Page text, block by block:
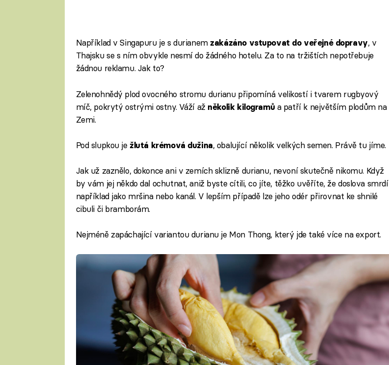
Například v Singapuru je s durianem zakázáno vstupovat do veřejné dopravy, v
Thajsku se s ním obvykle nesmí do žádného hotelu. Za to na tržištích nepotřebuje
žádnou reklamu. Jak to?
Zelenohnědý plod ovocného stromu durianu připomíná velikostí i tvarem rugbyový
míč, pokrytý ostrými ostny. Váží až několik kilogramů a patří k největším plodům na
Zemi.
Pod slupkou je žlutá krémová dužina, obalující několik velkých semen. Právě tu jíme.
Jak už zaznělo, dokonce ani v zemích sklizně durianu, nevoní skutečně nikomu. Když
by vám jej někdo dal ochutnat, aniž byste cítili, co jíte, těžko uvěříte, že doslova smrdí
například jako mršina nebo kanál. V lepším případě lze jeho odér přirovnat ke shnilé
cibuli či bramborám.
Nejméně zapáchající variantou durianu je Mon Thong, který jde také více na export.